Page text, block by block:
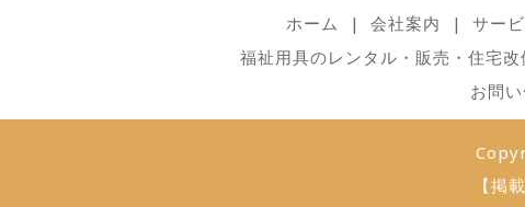
ホーム 会社案内 サー
福祉用具のレンタル・販売・住宅改
お問
【掲